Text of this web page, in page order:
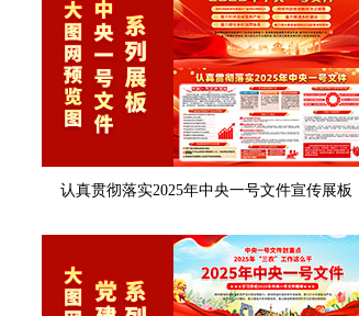
认真贯彻落实2025年中央一号文件宣传展板